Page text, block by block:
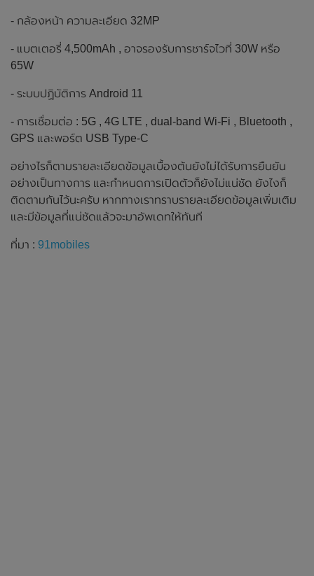
- กล้องหน้า ความละเอียด 32MP
- แบตเตอรี่ 4,500mAh , อาจรองรับการชาร์จไวที่ 30W หรือ
65W
- ระบบปฏิบัติการ Android 11
- การเชื่อมต่อ : 5G , 4G LTE , dual-band Wi-Fi , Bluetooth ,
GPS และพอร์ต USB Type-C
อย่างไรก็ตามรายละเอียดข้อมูลเบื้องต้นยังไม่ได้รับการยืนยัน
อย่างเป็นทางการ และกำหนดการเปิดตัวก็ยังไม่แน่ชัด ยังไงก็
ติดตามกันไว้นะครับ หากทางเราทราบรายละเอียดข้อมูลเพิ่มเติม
และมีข้อมูลที่แน่ชัดแล้วจะมาอัพเดทให้ทันที
ที่มา : 91mobiles